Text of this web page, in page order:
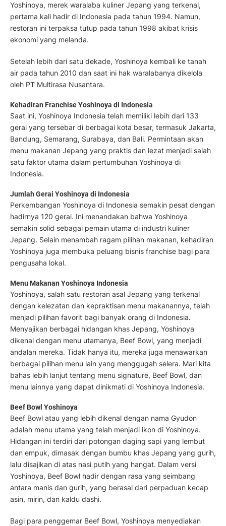
Yoshinoya, merek waralaba kuliner Jepang yang terkenal,
pertama kali hadir di Indonesia pada tahun 1994. Namun,
restoran ini terpaksa tutup pada tahun 1998 akibat krisis
ekonomi yang melanda.
Setelah lebih dari satu dekade, Yoshinoya kembali ke tanah
air pada tahun 2010 dan saat ini hak waralabanya dikelola
oleh PT Multirasa Nusantara.
Kehadiran Franchise Yoshinoya di Indonesia
Saat ini, Yoshinoya Indonesia telah memiliki lebih dari 133
gerai yang tersebar di berbagai kota besar, termasuk Jakarta,
Bandung, Semarang, Surabaya, dan Bali. Permintaan akan
menu makanan Jepang yang praktis dan lezat menjadi salah
satu faktor utama dalam pertumbuhan Yoshinoya di
Indonesia.
Jumlah Gerai Yoshinoya di Indonesia
Perkembangan Yoshinoya di Indonesia semakin pesat dengan
hadirnya 120 gerai. Ini menandakan bahwa Yoshinoya
semakin solid sebagai pemain utama di industri kuliner
Jepang. Selain menambah ragam pilihan makanan, kehadiran
Yoshinoya juga membuka peluang bisnis franchise bagi para
pengusaha lokal.
Menu Makanan Yoshinoya Indonesia
Yoshinoya, salah satu restoran asal Jepang yang terkenal
dengan kelezatan dan kepraktisan menu makanannya, telah
menjadi pilihan favorit bagi banyak orang di Indonesia.
Menyajikan berbagai hidangan khas Jepang, Yoshinoya
dikenal dengan menu utamanya, Beef Bowl, yang menjadi
andalan mereka. Tidak hanya itu, mereka juga menawarkan
berbagai pilihan menu lain yang menggugah selera. Mari kita
bahas lebih lanjut tentang menu signature, Beef Bowl, dan
menu lainnya yang dapat dinikmati di Yoshinoya Indonesia.
Beef Bowl Yoshinoya
Beef Bowl atau yang lebih dikenal dengan nama Gyudon
adalah menu utama yang telah menjadi ikon di Yoshinoya.
Hidangan ini terdiri dari potongan daging sapi yang lembut
dan empuk, dimasak dengan bumbu khas Jepang yang gurih,
lalu disajikan di atas nasi putih yang hangat. Dalam versi
Yoshinoya, Beef Bowl hadir dengan rasa yang seimbang
antara manis dan gurih, yang berasal dari perpaduan kecap
asin, mirin, dan kaldu dashi.
Bagi para penggemar Beef Bowl, Yoshinoya menyediakan